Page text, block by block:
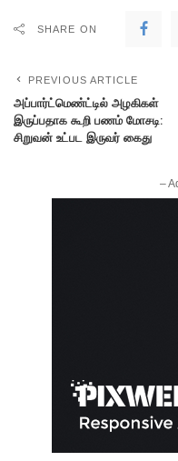
SHARE ON
PREVIOUS ARTICLE
அப்பார்ட்மெண்ட்டில் அழகிகள்
இருப்பதாக கூறி பணம் மோசடி:
சிறுவன் உட்பட இருவர் கைது
–